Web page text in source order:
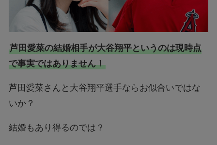
芦田愛菜の結婚相手が大谷翔平というのは現時点
で事実ではありません！
芦田愛菜さんと大谷翔平選手ならお似合いではな
いか？
結婚もあり得るのでは？